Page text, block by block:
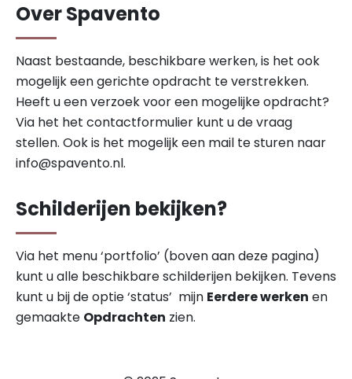
Over Spavento
Naast bestaande, beschikbare werken, is het ook
mogelijk een gerichte opdracht te verstrekken.
Heeft u een verzoek voor een mogelijke opdracht?
Via het het contactformulier kunt u de vraag
stellen. Ook is het mogelijk een mail te sturen naar
info@spavento.nl.
Schilderijen bekijken?
Via het menu ‘portfolio’ (boven aan deze pagina)
kunt u alle beschikbare schilderijen bekijken. Tevens
kunt u bij de optie ‘status’ mijn Eerdere werken en
gemaakte Opdrachten zien.